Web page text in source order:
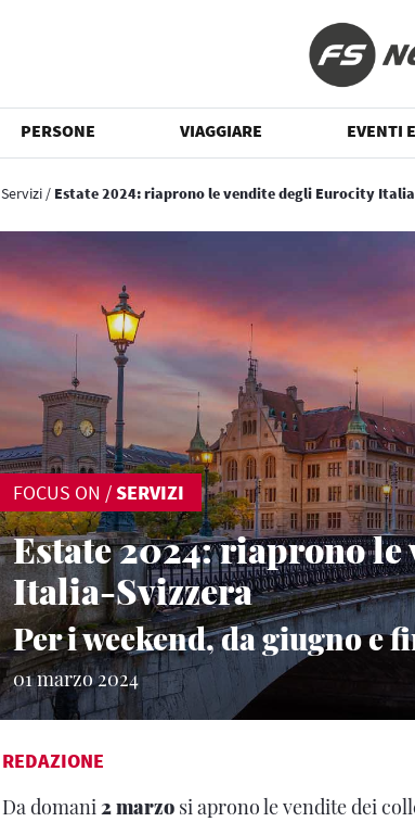
PERSONE VIAGGIARE EVENTI
Servizi / Estate 2024: riaprono le vendite degli Eurocity
FOCUS ON /SERVIZI
Estate 2024: riaprono
Italia-Svizzera
Per i weekend, da giugno e
01 marzo 2024
REDAZIONE
Da domani2 marzo si aprono le vendite dei